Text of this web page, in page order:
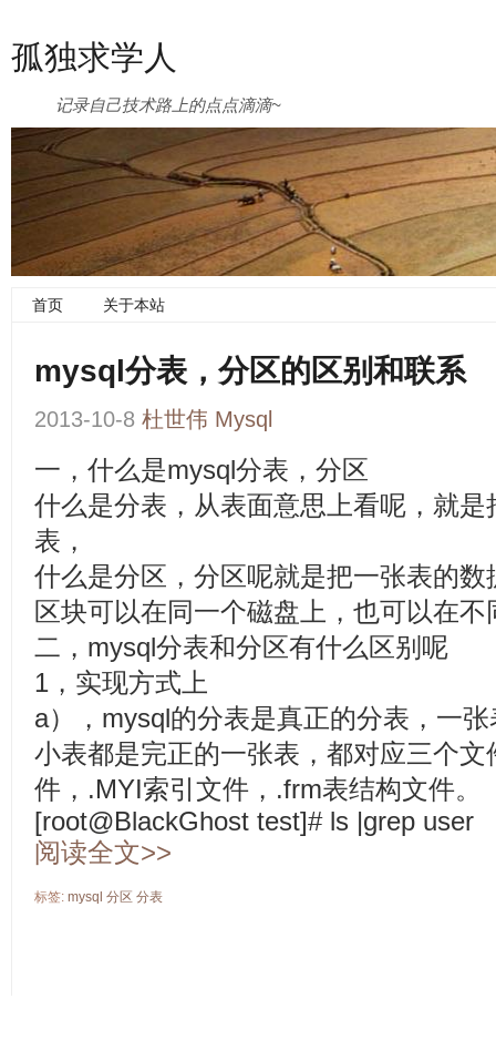
孤独求学人
记录自己技术路上的点点滴滴~
首页 关于本站
mysql分表，分区的区别和联系
2013-10-8 杜世伟 Mysql
一，什么是mysql分表，分区
什么是分表，从表面意思上看呢，就
表，
什么是分区，分区呢就是把一张表的
区块可以在同一个磁盘上，也可以在不
二，mysql分表和分区有什么区别呢
1，实现方式上
a），mysql的分表是真正的分表，一
小表都是完正的一张表，都对应三个
件，.MYI索引文件，.frm表结构文件。
[root@BlackGhost test]# ls |grep user
阅读全文>>
标签: mysql 分区 分表